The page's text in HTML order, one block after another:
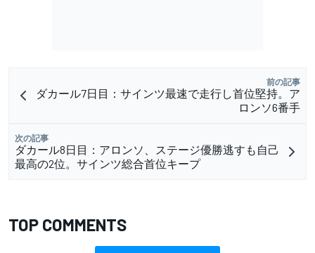
前の記事
ダカール7日目：サインツ最速で走行し首位堅持。ア
ロンソ6番手
次の記事
ダカール8日目：アロンソ、ステージ優勝逃すも自己
最高の2位。サインツ総合首位キープ
TOP COMMENTS